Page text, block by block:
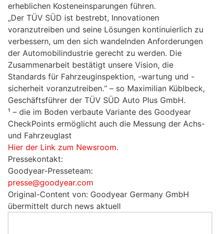
erheblichen Kosteneinsparungen führen.
„Der TÜV SÜD ist bestrebt, Innovationen
voranzutreiben und seine Lösungen kontinuierlich zu
verbessern, um den sich wandelnden Anforderungen
der Automobilindustrie gerecht zu werden. Die
Zusammenarbeit bestätigt unsere Vision, die
Standards für Fahrzeuginspektion, -wartung und -
sicherheit voranzutreiben.“ – so Maximilian Küblbeck,
Geschäftsführer der TÜV SÜD Auto Plus GmbH.
¹ – die im Boden verbaute Variante des Goodyear
CheckPoints ermöglicht auch die Messung der Achs-
und Fahrzeuglast
Hier der Link zum Newsroom.
Pressekontakt:
Goodyear-Presseteam:
presse@goodyear.com
Original-Content von: Goodyear Germany GmbH
übermittelt durch news aktuell